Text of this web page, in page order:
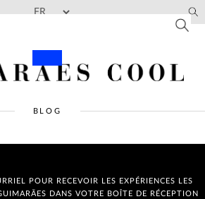
BLOG
POUR RECEVOIR LES EXPÉRIENCES LES
DANS VOTRE BOÎTE DE RÉCEPTION